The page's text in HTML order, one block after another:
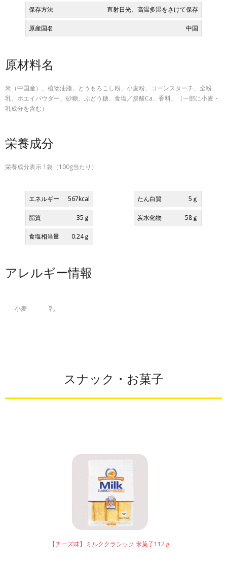
保存方法 直射日光、高温多湿をさけて保存
原産国名 中国
原材料名
米（中国産）、植物油脂、とうもろこし粉、小麦粉、コーンスターチ、全粉
乳、ホエイパウダー、砂糖、ぶどう糖、食塩／炭酸Ca、香料、（一部に小麦・
乳成分を含む）
栄養成分
栄養成分表示 1袋（100g当たり）
エネルギー 567kcal
脂質 35ｇ
食塩相当量 0.24ｇ
たん白質 5ｇ
炭水化物 58ｇ
アレルギー情報
小麦 乳
スナック・お菓子
【チーズ味】ミルククラシック 米菓子112ｇ